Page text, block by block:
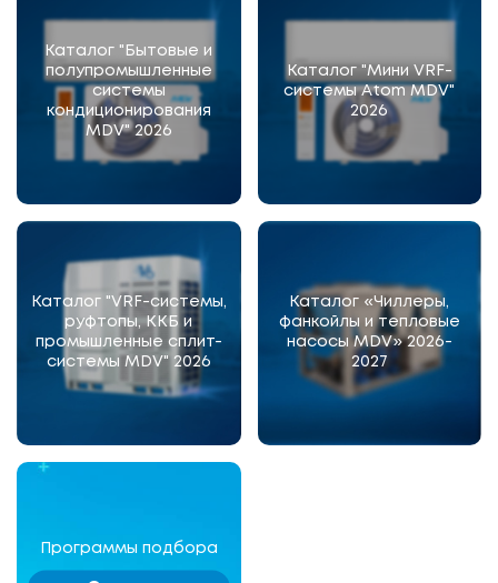
Каталог "Бытовые и
полупромышленные
системы
кондиционирования
MDV" 2026
Каталог "Мини VRF-
системы Atom MDV"
2026
Каталог "VRF-системы,
руфтопы, ККБ и
промышленные сплит-
системы MDV" 2026
Каталог «Чиллеры,
фанкойлы и тепловые
насосы MDV» 2026-
2027
Программы подбора